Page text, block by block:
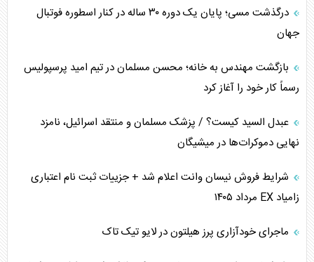
درگذشت مسی؛ پایان یک دوره ۳۰ ساله در کنار اسطوره فوتبال
جهان
بازگشت مهندس به خانه؛ محسن مسلمان در تیم امید پرسپولیس
رسماً کار خود را آغاز کرد
عبدل السید کیست؟ / پزشک مسلمان و منتقد اسرائیل، نامزد
نهایی دموکرات‌ها در میشیگان
شرایط فروش نیسان وانت اعلام شد + جزییات ثبت نام اعتباری
زامیاد EX مرداد ۱۴۰۵
ماجرای خودآزاری پرز هیلتون در لایو تیک تاک